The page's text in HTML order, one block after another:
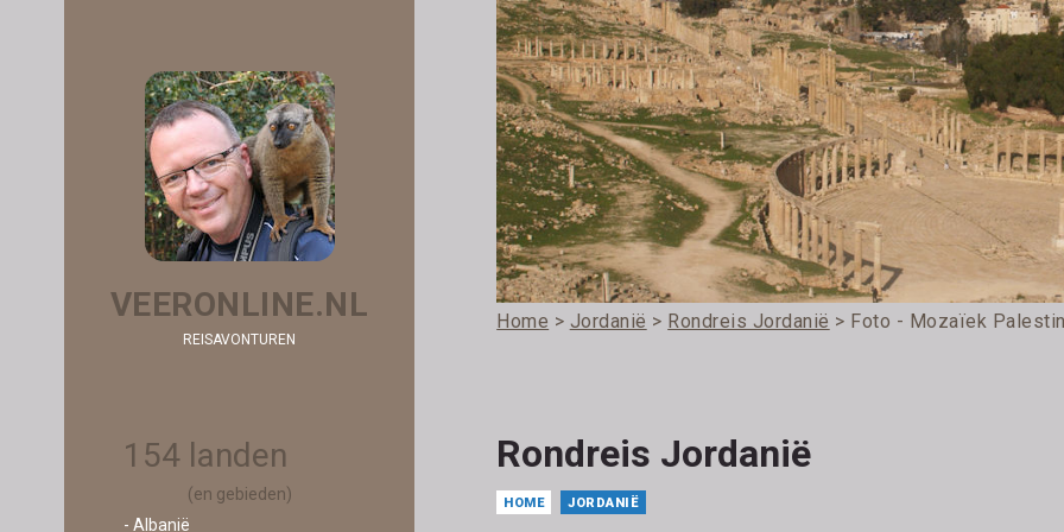
VEERONLINE.NL
REISAVONTUREN
154 landen
(en gebieden)
- Albanië
Home > Jordanië > Rondreis Jordanië > Foto - Mozaïek
Rondreis Jordanië
HOME JORDANIË